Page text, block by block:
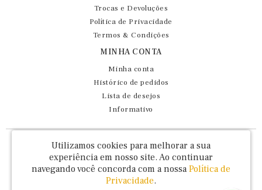
Trocas e Devoluções
Política de Privacidade
Termos & Condições
MINHA CONTA
Minha conta
Histórico de pedidos
Lista de desejos
Informativo
Fernando Maluhy Cia Ltda - CNPJ: 60.458.825/0001-86
Rua Dr Euclydes da Cunha, 47 - Brás - São Paulo / SP - CEP 03016-030
Utilizamos cookies para melhorar a sua
experiência em nosso site. Ao continuar
navegando você concorda com a nossa Política de
Privacidade.